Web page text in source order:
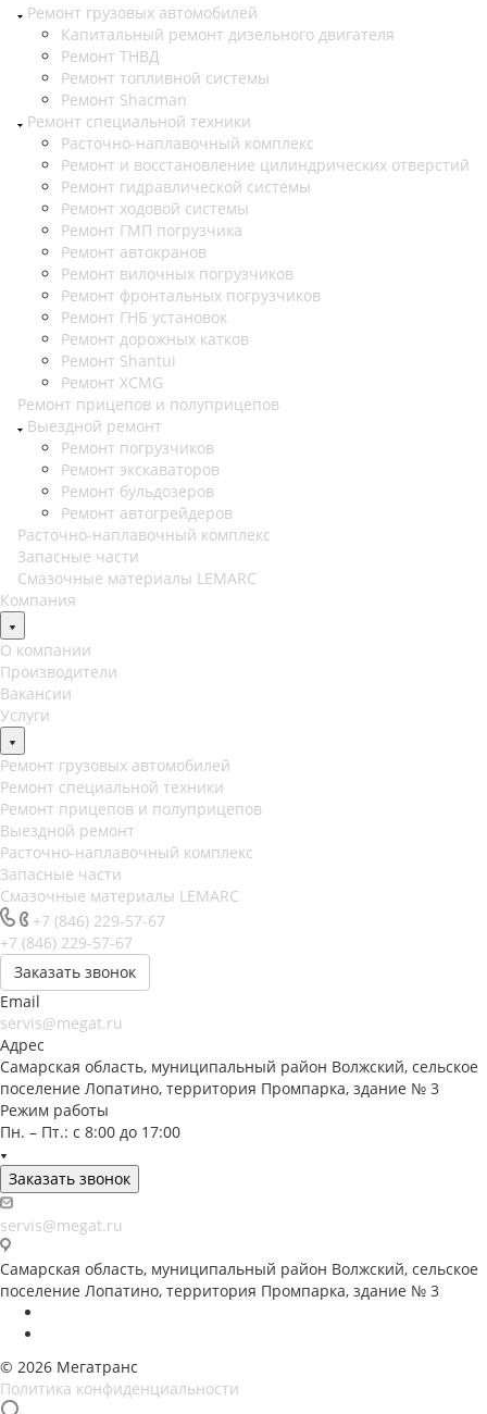
Ремонт грузовых автомобилей
Капитальный ремонт дизельного двигателя
Ремонт ТНВД
Ремонт топливной системы
Ремонт Shacman
Ремонт специальной техники
Расточно-наплавочный комплекс
Ремонт и восстановление цилиндрических отверстий
Ремонт гидравлической системы
Ремонт ходовой системы
Ремонт ГМП погрузчика
Ремонт автокранов
Ремонт вилочных погрузчиков
Ремонт фронтальных погрузчиков
Ремонт ГНБ установок
Ремонт дорожных катков
Ремонт Shantui
Ремонт XCMG
Ремонт прицепов и полуприцепов
Выездной ремонт
Ремонт погрузчиков
Ремонт экскаваторов
Ремонт бульдозеров
Ремонт автогрейдеров
Расточно-наплавочный комплекс
Запасные части
Смазочные материалы LEMARC
Компания
О компании
Производители
Вакансии
Услуги
Ремонт грузовых автомобилей
Ремонт специальной техники
Ремонт прицепов и полуприцепов
Выездной ремонт
Расточно-наплавочный комплекс
Запасные части
Смазочные материалы LEMARC
+7 (846) 229-57-67
+7 (846) 229-57-67
Заказать звонок
Email
servis@megat.ru
Адрес
Самарская область, муниципальный район Волжский, сельское
поселение Лопатино, территория Промпарка, здание № 3
Режим работы
Пн. – Пт.: с 8:00 до 17:00
Заказать звонок
servis@megat.ru
Самарская область, муниципальный район Волжский, сельское
поселение Лопатино, территория Промпарка, здание № 3
© 2026 Мегатранс
Политика конфиденциальности